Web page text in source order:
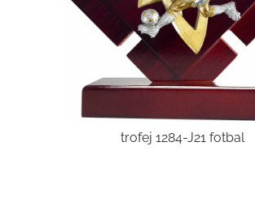
trofej 1284-J21 fotbal